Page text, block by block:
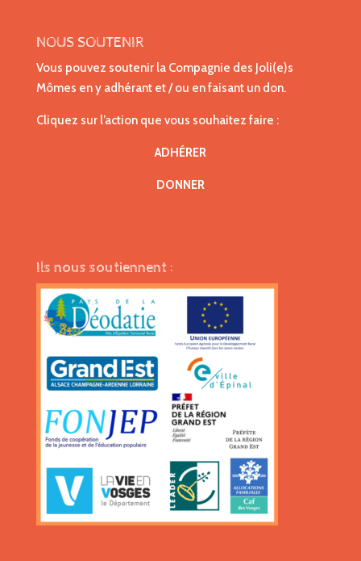
NOUS SOUTENIR
Vous pouvez soutenir la Compagnie des Joli(e)s
Mômes en y adhérant et / ou en faisant un don.
Cliquez sur l’action que vous souhaitez faire :
ADHÉRER
DONNER
Ils nous soutiennent :